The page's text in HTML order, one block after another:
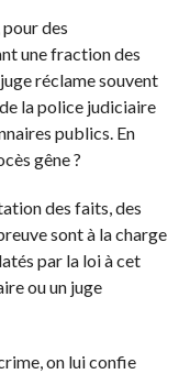
des
une fraction des
réclame souvent
la police judiciaire
publics. En
gêne ?
des faits, des
sont à la charge
par la loi à cet
ou un juge
on lui confie